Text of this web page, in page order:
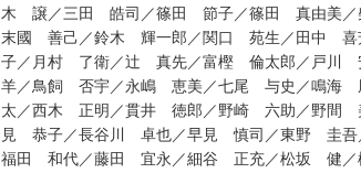
木 譲／三田 皓司／篠田 節子／篠田 真由美
末國 善己／鈴木 輝一郎／関口 苑生／田中 喜
子／月村 了衛／辻 真先／富樫 倫太郎／戸川
羊／鳥飼 否宇／永嶋 恵美／七尾 与史／鳴海
太／西木 正明／貫井 徳郎／野崎 六助／野間
見 恭子／長谷川 卓也／早見 慎司／東野 圭
福田 和代／藤田 宜永／細谷 正充／松坂 健